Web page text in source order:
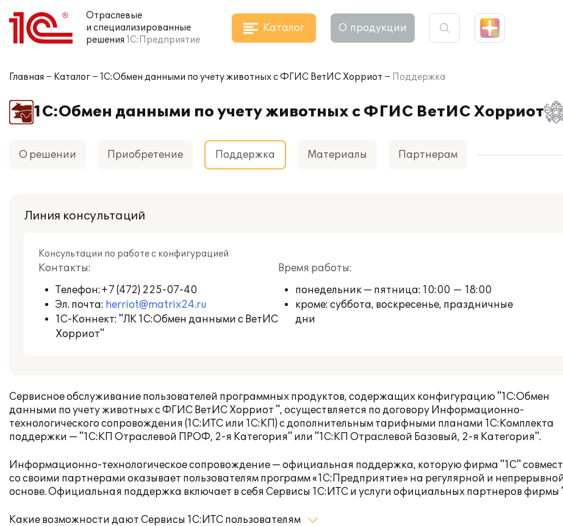
Отраслевые
и специализированные
решения 1С:Предприятие
Каталог О продукции
Главная Каталог 1С:Обмен данными по учету животных с ФГИС ВетИС Хорриот Поддержка
1С:Обмен данными по учету животных с ФГИС ВетИС Хорриот
О решении Приобретение Поддержка Материалы Партнерам
Линия консультаций
Консультации по работе с конфигурацией
Контакты:
Телефон:+7 (472) 225-07-40
Эл. почта: herriot@matrix24.ru
1С-Коннект: "ЛК 1С:Обмен данными с ВетИС
Хорриот"
Время работы:
понедельник — пятница: 10:00 — 18:00
кроме: суббота, воскресенье, праздничные
дни
Сервисное обслуживание пользователей программных продуктов, содержащих конфигурацию "1С:Обмен
данными по учету животных с ФГИС ВетИС Хорриот ", осуществляется по договору Информационно-
технологического сопровождения (1С:ИТС или 1С:КП) с дополнительным тарифными планами 1С:Комплекта
поддержки — "1С:КП Отраслевой ПРОФ, 2-я Категория" или "1С:КП Отраслевой Базовый, 2-я Категория".
Информационно-технологическое сопровождение — официальная поддержка, которую фирма "1С"
со своими партнерами оказывает пользователям программ «1С:Предприятие» на регулярной и непрерывной
основе. Официальная поддержка включает в себя Сервисы 1С:ИТС и услуги официальных партнеров фирмы
Какие возможности дают Сервисы 1С:ИТС пользователям